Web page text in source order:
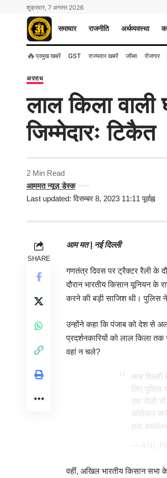
शुक्रवार, 7 अगस्त 2026
समाचार राजनीति अर्थव्यवस्था
🔥 प्रमुख खबरें GST राज्यवार खबरें जॉब्स रोजगार
अपराध
लाल किला
जिम्मेदारः टिकैत
Last updated: दिसम्बर 8, 2023 11:11 पूर्वाह्न
आममत न्यूज़ डेस्क
2 Min Read
SHARE
आम मत | नई दिल्ली
गणतंत्र दिवस पर ट्रैक्टर रैली के
दौरान भारतीय किसान यूनियन के
करने की बड़ी साजिश थी। पुलिस ने
उन्होंने कहा कि पंजाब को देश से
प्रदर्शनकारियों को लाल किला
वहां न चले?
वहीं, अखिल भारतीय किसान सभा